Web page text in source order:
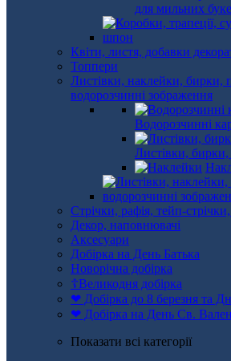
для мильних
Квіти, листя, добавки
Топпери
Листівки, наклейки, бирки,
водорозчинні зображення
Водорозчинні
Листівки, бирки,
Стрічки, рафія, тейп-
Декор, наповнювачі
Аксесуари
Добірка на День Батька
Новорічна добірка
☦Великодня добірка
❤ Добірка до 8 березня та
❤ Добірка на День Св.
Показати всі категорії